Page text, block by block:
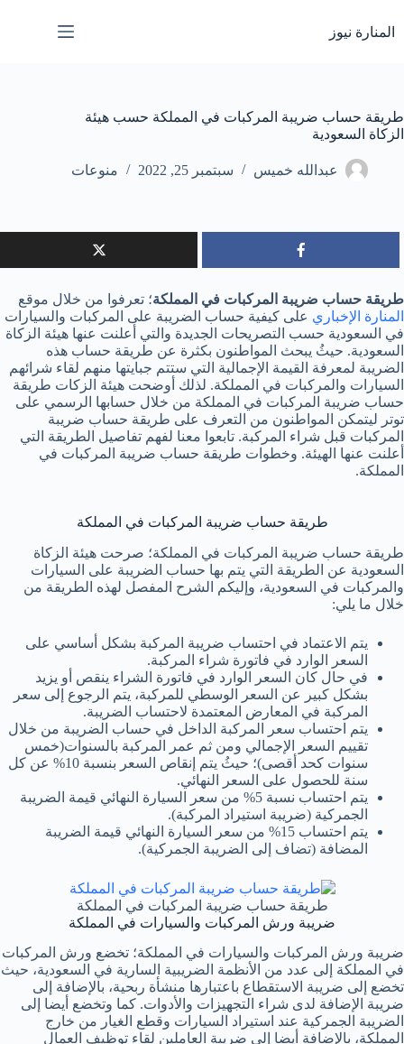
إلى
المحتوى
المنارة نيوز
طريقة حساب ضريبة المركبات في المملكة حسب هيئة
الزكاة السعودية
عبدالله خميس سبتمبر 25, 2022 منوعات
طريقة حساب ضريبة المركبات في المملكة؛ تعرفوا من خلال موقع
المنارة الإخباري على كيفية حساب الضريبة على المركبات والسيارات
في السعودية حسب التصريحات الجديدة والتي أعلنت عنها هيئة الزكاة
السعودية. حيثُ يبحث المواطنون بكثرة عن طريقة حساب هذه
الضريبة لمعرفة القيمة الإجمالية التي ستتم جبايتها منهم لقاء شرائهم
السيارات والمركبات في المملكة. لذلك أوضحت هيئة الزكات طريقة
حساب ضريبة المركبات في المملكة من خلال حسابها الرسمي على
توتر ليتمكن المواطنون من التعرف على طريقة حساب ضريبة
المركبات قبل شراء المركبة. تابعوا معنا لفهم تفاصيل الطريقة التي
أعلنت عنها الهيئة. وخطوات طريقة حساب ضريبة المركبات في
المملكة.
طريقة حساب ضريبة المركبات في المملكة
طريقة حساب ضريبة المركبات في المملكة؛ صرحت هيئة الزكاة
السعودية عن الطريقة التي يتم بها حساب الضريبة على السيارات
والمركبات في السعودية، وإليكم الشرح المفصل لهذه الطريقة من
خلال ما يلي:
يتم الاعتماد في احتساب ضريبة المركبة بشكل أساسي على
السعر الوارد في فاتورة شراء المركبة.
في حال كان السعر الوارد في فاتورة الشراء ينقص أو يزيد
بشكل كبير عن السعر الوسطي للمركبة، يتم الرجوع إلى سعر
المركبة في المعارض المعتمدة لاحتساب الضريبة.
يتم احتساب سعر المركبة الداخل في حساب الضريبة من خلال
تقييم السعر الإجمالي ومن ثم عمر المركبة بالسنوات(خمس
سنوات كحد أقصى)؛ حيثُ يتم إنقاص السعر بنسبة 10% عن كل
سنة للحصول على السعر النهائي.
يتم احتساب نسبة 5% من سعر السيارة النهائي قيمة الضريبة
الجمركية (ضريبة استيراد المركبة).
يتم احتساب 15% من سعر السيارة النهائي قيمة الضريبة
المضافة (تضاف إلى الضريبة الجمركية).
طريقة حساب ضريبة المركبات في المملكة
ضريبة ورش المركبات والسيارات في المملكة
ضريبة ورش المركبات والسيارات في المملكة؛ تخضع ورش المركبات
في المملكة إلى عدد من الأنظمة الضريبية السارية في السعودية، حيث
تخضع إلى ضريبة الاستقطاع باعتبارها منشأة ربحية، بالإضافة إلى
ضريبة الإضافة لدى شراء التجهيزات والأدوات. كما وتخضع أيضا إلى
الضريبة الجمركية عند استيراد السيارات وقطع الغيار من خارج
المملكة، بالإضافة أيضا إلى ضريبة العاملين لقاء توظيف العمال